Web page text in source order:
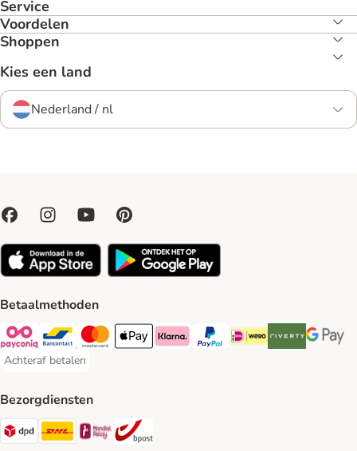
Service
Voordelen
Shoppen
Kies een land
Nederland / nl
Betaalmethoden
Payconiq Payment Method
Bancontact Payment Method
Mastercard Payment Method
Apple Pay Payment Method
Klarna Payment Method
PayPal Payment Method
iDeal Payment Method
Riverty Payment
Google
Achteraf betalen
Achteraf betalen Payment Method
Bezorgdiensten
Dpd Shipping Method
DHL Shipping Method
Mondial Relay Shipping Method